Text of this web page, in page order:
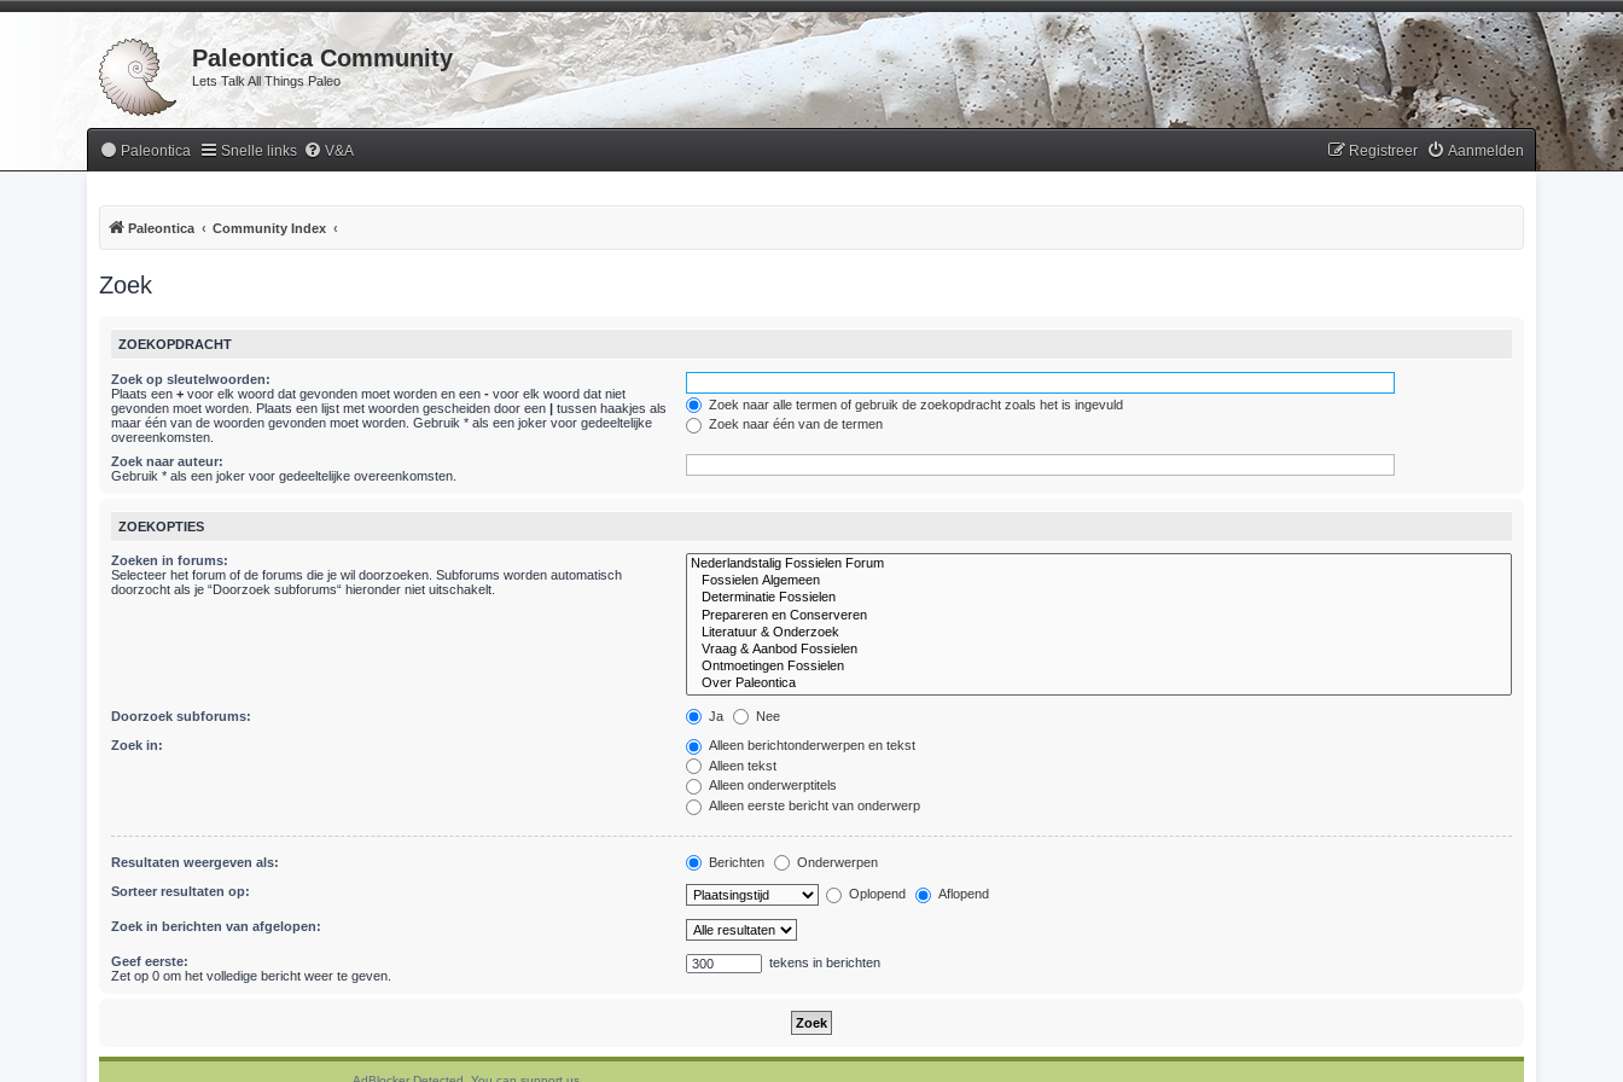
Paleontica Community
Lets Talk All Things Paleo
Paleontica Snelle links V&A Aanmelden
Registreer
Paleontica Community Index
Zoek
ZOEKOPDRACHT
Zoek op sleutelwoorden:
Plaats een + voor elk woord dat gevonden moet worden en een - voor elk woord dat niet
gevonden moet worden. Plaats een lijst met woorden gescheiden door een | tussen haakjes als
maar één van de woorden gevonden moet worden. Gebruik * als een joker voor gedeeltelijke
overeenkomsten.
Zoek naar alle termen of gebruik de zoekopdracht zoals het is ingevuld
Zoek naar één van de termen
Zoek naar auteur:
Gebruik * als een joker voor gedeeltelijke overeenkomsten.
ZOEKOPTIES
Zoeken in forums:
Selecteer het forum of de forums die je wil doorzoeken. Subforums worden automatisch
doorzocht als je “Doorzoek subforums“ hieronder niet uitschakelt.
Doorzoek subforums: Ja Nee
Zoek in:
Alleen berichtonderwerpen en tekst
Alleen tekst
Alleen onderwerptitels
Alleen eerste bericht van onderwerp
Resultaten weergeven als: Berichten Onderwerpen
Sorteer resultaten op: Oplopend Aflopend
Zoek in berichten van afgelopen:
Geef eerste:
Zet op 0 om het volledige bericht weer te geven.
tekens in berichten